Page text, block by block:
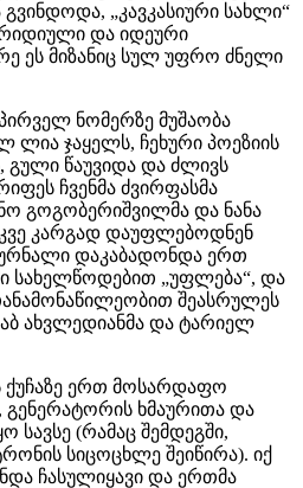
„კავკასიური სახლი“
და იდეური
ეს მიზანიც სულ უფრო ძნელი
ნომერზე მუშაობა
ლია ჯაყელს, ჩეხური პოეზიის
გული წაუვიდა და ძლივს
ჩვენმა ძვირფასმა
გოგობერიშვილმა და ნანა
კარგად დაუფლებოდნენ
დაკაბადონდა ერთ
სახელწოდებით „უფლება“, და
შეასრულეს
ახვლედიანმა და ტარიელ
ქუჩაზე ერთ მოსარდაფო
გენერატორის ხმაურითა და
(რამაც შემდეგში,
სიცოცხლე შეიწირა). იქ
ჩასულიყავი და ერთმა